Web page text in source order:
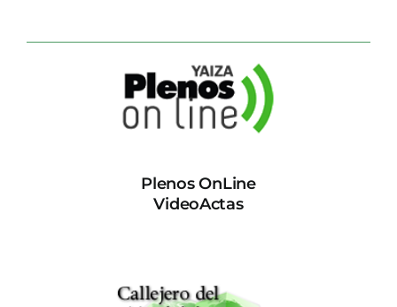
Plenos OnLine
VideoActas